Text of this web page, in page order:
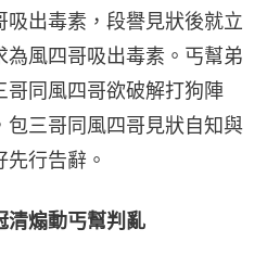
出毒素，段譽見狀後就立
風四哥吸出毒素。丐幫弟
哥同風四哥欲破解打狗陣
包三哥同風四哥見狀自知與
行告辭。
清煽動丐幫判亂